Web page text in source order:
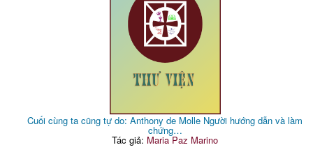
Cuối cùng ta cũng tự do: Anthony de Molle Người hướng dẫn và làm
chứng…
Tác giả: Maria Paz Marino